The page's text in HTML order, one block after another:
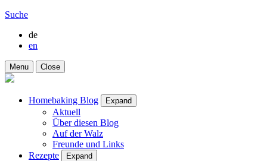
Suche
de
en
Menu Close
Homebaking Blog Expand
Aktuell
Über diesen Blog
Auf der Walz
Freunde und Links
Rezepte
Expand